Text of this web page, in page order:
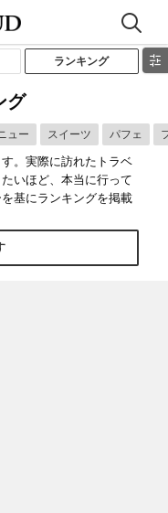
ランキング
グ
ュー スイーツ パフェ
。実際に訪れたトラベ
いほど、本当に行って
基にランキングを掲載